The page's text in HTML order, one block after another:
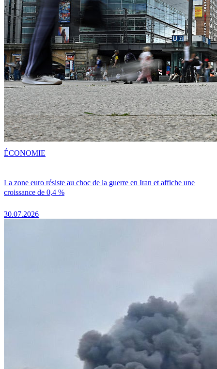
La zone euro résiste au choc de la guerre en Iran et affiche une
croissance de 0,4 %
30.07.2026
ÉCONOMIE